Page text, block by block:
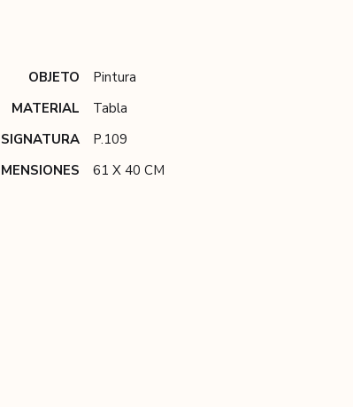
OBJETO
Pintura
MATERIAL
Tabla
SIGNATURA
P.109
61 X 40 CM